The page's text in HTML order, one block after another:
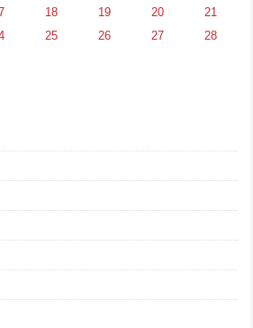
18 19 20
21
25 26 27
28